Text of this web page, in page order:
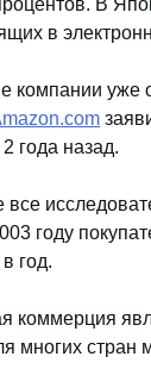
В
в
компании уже
года назад.
все
году
год.
коммерция
многих стран